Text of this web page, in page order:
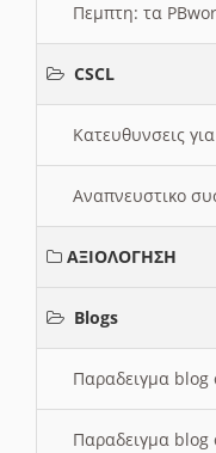
Πεμπτη: τα
CSCL
Κατευθυνσεις
Αναπνευστικο
ΑΞΙΟΛΟΓΗΣΗ
Blogs
Παραδειγμα blog
Παραδειγμα blog